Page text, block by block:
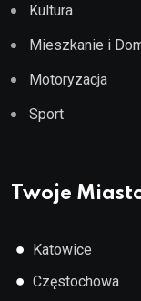
Kultura
Mieszkanie i
Motoryzacja
Sport
Twoje
● Katowice
● Częstochowa